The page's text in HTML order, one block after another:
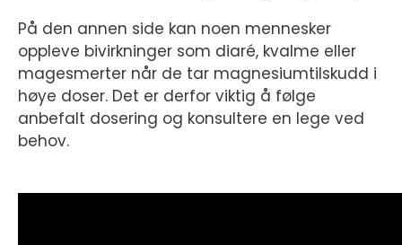
På den annen side kan noen mennesker
oppleve bivirkninger som diaré, kvalme eller
magesmerter når de tar magnesiumtilskudd i
høye doser. Det er derfor viktig å følge
anbefalt dosering og konsultere en lege ved
behov.